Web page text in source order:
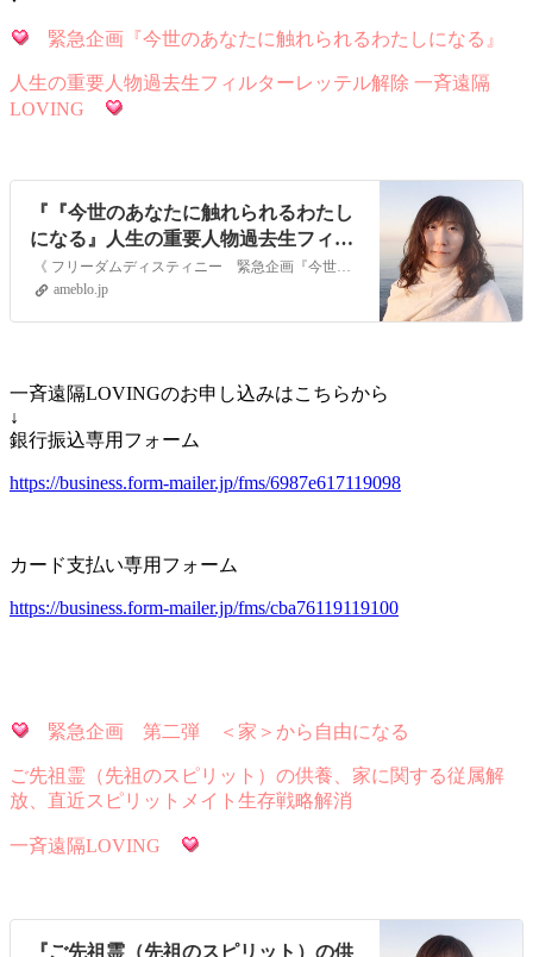
緊急企画『今世のあなたに触れられるわたしになる』
人生の重要人物過去生フィルターレッテル解除 一斉遠隔
LOVING
『『今世のあなたに触れられるわたし
になる』人生の重要人物過去生フィル
ター解除 一斉遠隔LOVING』
《 フリーダムディスティニー 緊急企画『今世のあなたに触れられるわたしになる』人生の重要人物過去生フィルターレッテル解除 一斉遠隔LOVING 》 もし、…
ameblo.jp
一斉遠隔LOVINGのお申し込みはこちらから
↓
銀行振込専用フォーム
https://business.form-mailer.jp/fms/6987e617119098
カード支払い専用フォーム
https://business.form-mailer.jp/fms/cba76119119100
緊急企画 第二弾 ＜家＞から自由になる
ご先祖霊（先祖のスピリット）の供養、家に関する従属解
放、直近スピリットメイト生存戦略解消
一斉遠隔LOVING
『ご先祖霊（先祖のスピリット）の供